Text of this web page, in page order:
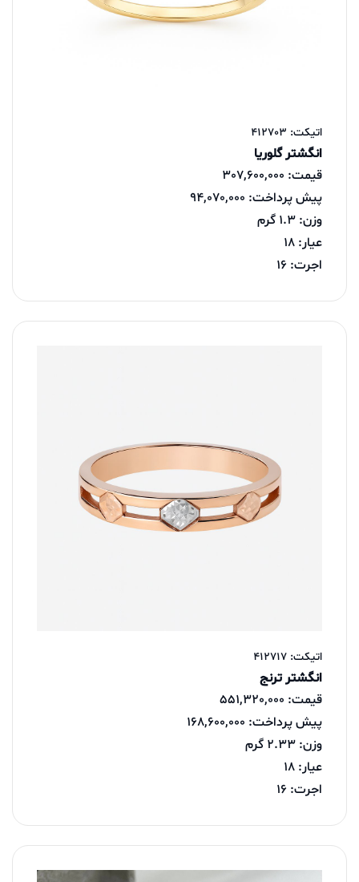
اتیکت: 412703
انگشتر گلوریا
قیمت: 307,600,000
پیش پرداخت: 94,070,000
وزن: 1.3 گرم
عیار: 18
اجرت: 16
اتیکت: 412717
انگشتر ترنج
قیمت: 551,320,000
پیش پرداخت: 168,600,000
وزن: 2.33 گرم
عیار: 18
اجرت: 16